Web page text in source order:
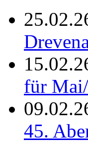
für
45.